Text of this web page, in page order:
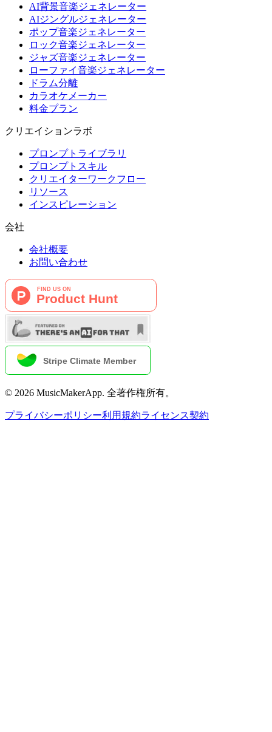
AI背景音楽ジェネレーター
AIジングルジェネレーター
ポップ音楽ジェネレーター
ロック音楽ジェネレーター
ジャズ音楽ジェネレーター
ローファイ音楽ジェネレーター
ドラム分離
カラオケメーカー
料金プラン
クリエイションラボ
プロンプトライブラリ
プロンプトスキル
クリエイターワークフロー
リソース
インスピレーション
会社
会社概要
お問い合わせ
© 2026 MusicMakerApp. 全著作権所有。
プライバシーポリシー利用規約ライセンス契約